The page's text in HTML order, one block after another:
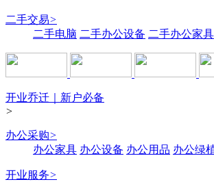
二手交易>
二手电脑 二手办公设备 二手办公家具
开业乔迁｜新户必备
>
办公采购>
办公家具 办公设备 办公用品 办公绿
开业服务>